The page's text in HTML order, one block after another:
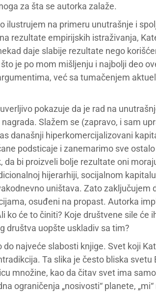
za šta se autorka zalaže.
ilustrujem na primeru unutrašnje i
rezultate empirijskih istraživanja,
daje slabije rezultate nego
je po mom mišljenju i najbolji deo
već sa tumačenjem
pokazuje da je rad na
Slažem se (zapravo, i sam
današnji hiperkomercijalizovani
podsticaje i zanemarimo sve
da bi proizveli bolje rezultate oni
hijerarhiji, socijalnom
uništava. Zato zaključujem
osuđeni na propast. Autorka
ko će to činiti? Koje društvene sile će
društva uopšte uskladiv sa tim?
do najveće slabosti knjige. Svet koji
Ta slika je često bliska svetu
množine, kao da čitav svet ima
ograničenja „nosivosti“ planete,